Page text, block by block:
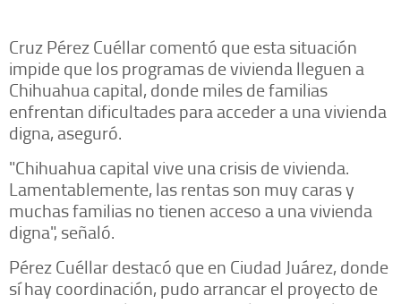
Cruz Pérez Cuéllar comentó que esta situación
impide que los programas de vivienda lleguen a
Chihuahua capital, donde miles de familias
enfrentan dificultades para acceder a una vivienda
digna, aseguró.
"Chihuahua capital vive una crisis de vivienda.
Lamentablemente, las rentas son muy caras y
muchas familias no tienen acceso a una vivienda
digna", señaló.
Pérez Cuéllar destacó que en Ciudad Juárez, donde
sí hay coordinación, pudo arrancar el proyecto de